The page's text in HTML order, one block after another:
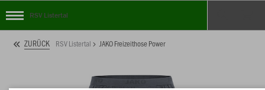
RSV Listertal
ZURÜCK RSV Listertal JAKO Freizeithose Power